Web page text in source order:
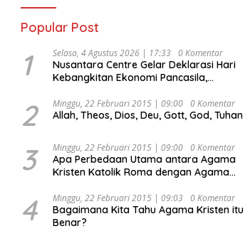
Popular Post
1 Selasa, 4 Agustus 2026 | 17:33 0 Komentar
Nusantara Centre Gelar Deklarasi Hari
Kebangkitan Ekonomi Pancasila,
Djojohadikusumo Anti Penjajahan
(Pergolakan Ekonomi Politik Indonesia) &
Undang Perekonomian Nasional dan
Kesejahteraan Sosial dalam Menata
Bangsa Menuju Indonesia Emas 2045”,
2 Minggu, 22 Februari 2015 | 09:00 0 Komentar
Allah, Theos, Dios, Deu, Gott, God, Tuhan
3 Minggu, 22 Februari 2015 | 09:00 0 Komentar
Apa Perbedaan Utama antara Agama
Kristen Katolik Roma dengan Agama
4 Minggu, 22 Februari 2015 | 09:03 0 Komentar
Bagaimana Kita Tahu Agama Kristen itu
Benar?